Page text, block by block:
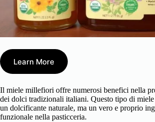
Learn More
Il miele millefiori offre numerosi benefici nella
dei dolci tradizionali italiani. Questo tipo di
un dolcificante naturale, ma un vero e proprio
funzionale nella pasticceria.